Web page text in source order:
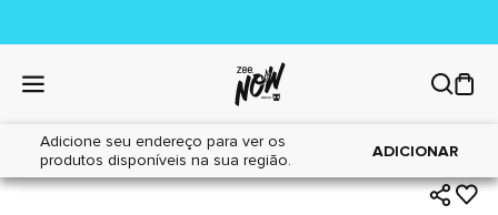
Adicione seu endereço para ver os
produtos disponíveis na sua região.
ADICIONAR
Home|Cães|Acessórios